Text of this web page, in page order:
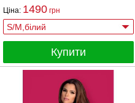
Ціна: 1490 грн
Купити